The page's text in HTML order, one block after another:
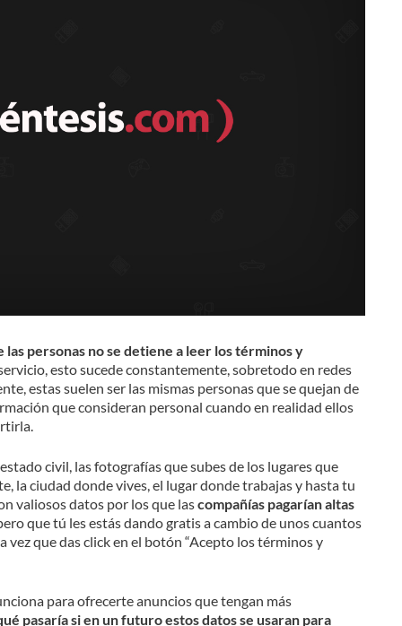
las personas no se detiene a leer los términos y
esto sucede constantemente, sobretodo en redes
estas suelen ser las mismas personas que se quejan de
que consideran personal cuando en realidad ellos
civil, las fotografías que subes de los lugares que
la ciudad donde vives, el lugar donde trabajas y hasta tu
valiosos datos por los que lascompañías pagarían altas
que tú les estás dando gratis a cambio de unos cuantos
que das click en el botón “Acepto los términos y
para ofrecerte anuncios que tengan más
pasaría si en un futuro estos datos se usaran para